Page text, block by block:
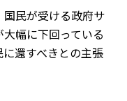
民が受ける政府サ
幅に下回っている
還すべきとの主張